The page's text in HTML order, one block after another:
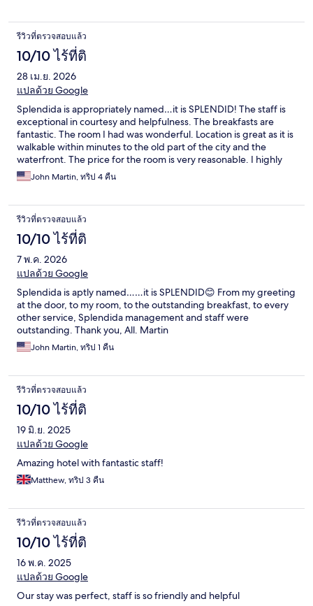
รีวิวที่ตรวจสอบแล้ว
10/10 ไร้ที่ติ
28 เม.ย. 2026
แปลด้วย Google
Splendida is appropriately named…it is SPLENDID! The staff is
exceptional in courtesy and helpfulness. The breakfasts are
fantastic. The room I had was wonderful. Location is great as it is
walkable within minutes to the old part of the city and the
waterfront. The price for the room is very reasonable. I highly
recommend Splendida.
John Martin, ทริป 4 คืน
รีวิวที่ตรวจสอบแล้ว
10/10 ไร้ที่ติ
7 พ.ค. 2026
แปลด้วย Google
Splendida is aptly named……it is SPLENDID😊 From my greeting
at the door, to my room, to the outstanding breakfast, to every
other service, Splendida management and staff were
outstanding. Thank you, All. Martin
John Martin, ทริป 1 คืน
รีวิวที่ตรวจสอบแล้ว
10/10 ไร้ที่ติ
19 มิ.ย. 2025
แปลด้วย Google
Amazing hotel with fantastic staff!
Matthew, ทริป 3 คืน
รีวิวที่ตรวจสอบแล้ว
10/10 ไร้ที่ติ
16 พ.ค. 2025
แปลด้วย Google
Our stay was perfect, staff is so friendly and helpful